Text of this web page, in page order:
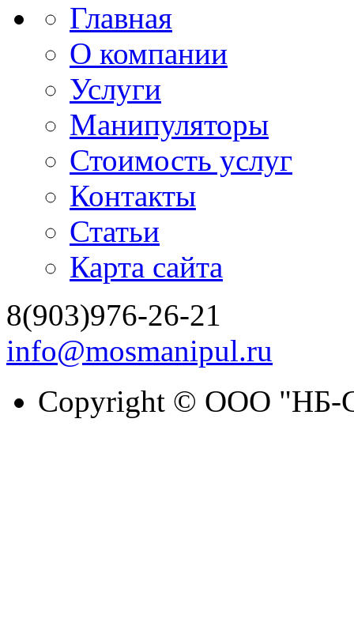
Главная
О компании
Услуги
Манипуляторы
Стоимость услуг
Контакты
Статьи
Карта сайта
8(903)976-26-21
info@mosmanipul.ru
Copyright © ООО "НБ-